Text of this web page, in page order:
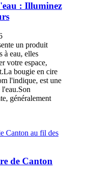
: Illuminez
un produit
à eau, elles
votre espace,
bougie en cire
l'indique, est une
généralement
de Canton